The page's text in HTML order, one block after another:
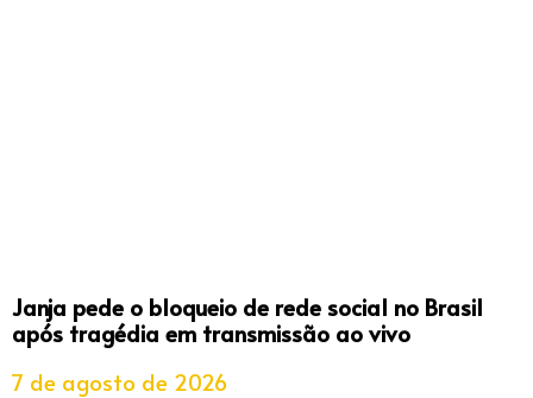
Janja pede o bloqueio de rede social no Brasil
após tragédia em transmissão ao vivo
7 de agosto de 2026